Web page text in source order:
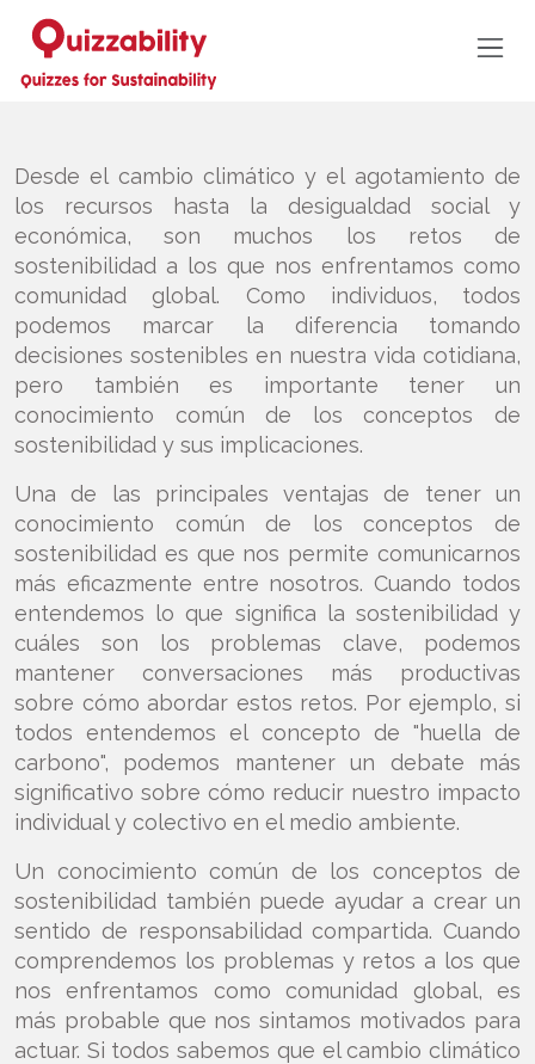
Desde el cambio climático y el agotamiento de
los recursos hasta la desigualdad social y
económica, son muchos los retos de
sostenibilidad a los que nos enfrentamos como
comunidad global. Como individuos, todos
podemos marcar la diferencia tomando
decisiones sostenibles en nuestra vida cotidiana,
pero también es importante tener un
conocimiento común de los conceptos de
sostenibilidad y sus implicaciones.
Una de las principales ventajas de tener un
conocimiento común de los conceptos de
sostenibilidad es que nos permite comunicarnos
más eficazmente entre nosotros. Cuando todos
entendemos lo que significa la sostenibilidad y
cuáles son los problemas clave, podemos
mantener conversaciones más productivas
sobre cómo abordar estos retos. Por ejemplo, si
todos entendemos el concepto de "huella de
carbono", podemos mantener un debate más
significativo sobre cómo reducir nuestro impacto
individual y colectivo en el medio ambiente.
Un conocimiento común de los conceptos de
sostenibilidad también puede ayudar a crear un
sentido de responsabilidad compartida. Cuando
comprendemos los problemas y retos a los que
nos enfrentamos como comunidad global, es
más probable que nos sintamos motivados para
actuar. Si todos sabemos que el cambio climático